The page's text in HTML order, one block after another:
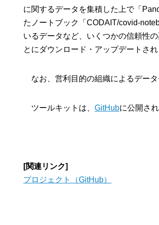
に関するデータを集積した上で「
たノートブック「CODAIT/covid-
いるデータなど、いくつかの信頼性
とにダウンロード・アップデートされ
なお、営利目的の組織によるデータ
ツールキットは、 GitHubに公開され
[関連リンク]
プロジェクト（GitHub）